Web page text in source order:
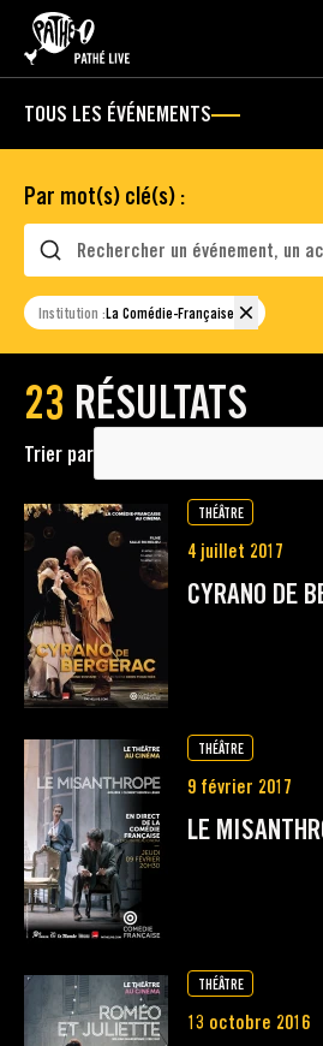
PASSER AU CONTENU PRINCIPAL
TOUS LES ÉVÉNEMENTS
Par mot(s) clé(s) :
Rechercher
Institution :La Comédie-Française
23 RÉSULTATS
Trier par
THÉÂTRE
4 juillet 2017
CYRANO DE
THÉÂTRE
9 février 2017
LE
THÉÂTRE
13 octobre 2016